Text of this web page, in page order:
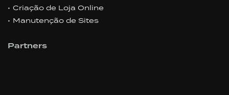
Criação de Loja Online
Manutenção de Sites
Partners